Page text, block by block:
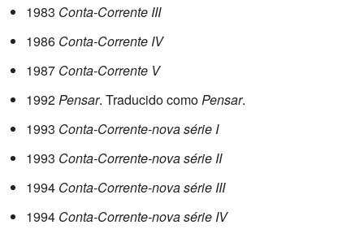
1983 Conta-Corrente III
1986 Conta-Corrente IV
1987 Conta-Corrente V
1992Pensar. Traducido comoPensar.
1993 Conta-Corrente-nova série I
1993 Conta-Corrente-nova série II
1994 Conta-Corrente-nova série III
1994 Conta-Corrente-nova série IV